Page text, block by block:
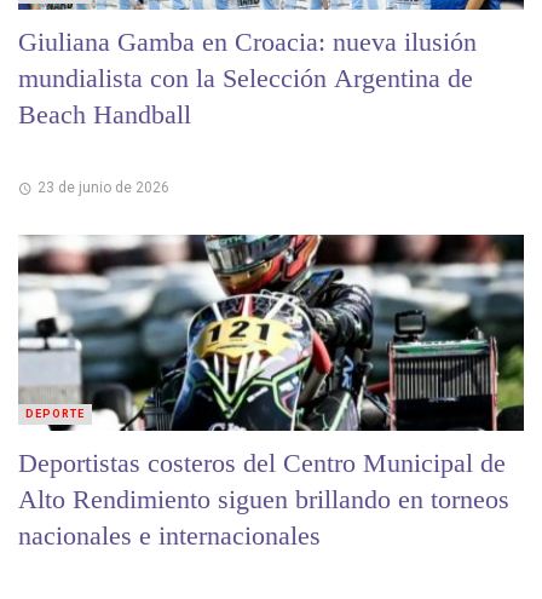
Giuliana Gamba en Croacia: nueva ilusión
mundialista con la Selección Argentina de
Beach Handball
23 de junio de 2026
Deportistas costeros del Centro Municipal de
Alto Rendimiento siguen brillando en torneos
nacionales e internacionales
DEPORTE